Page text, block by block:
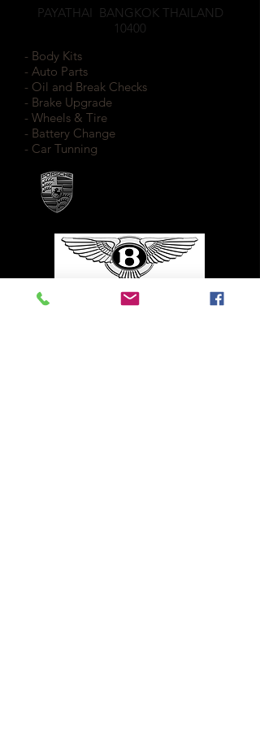
PAYATHAI BANGKOK THAILAND
10400
- Body Kits
- Auto Parts
- Oil and Break Checks
- Brake Upgrade
- Wheels & Tire
- Battery Change
- Car Tunning